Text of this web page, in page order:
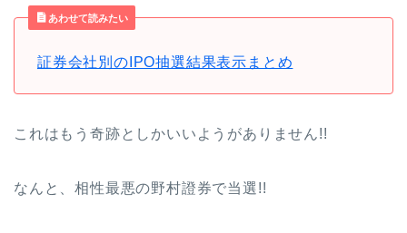
あわせて読みたい
証券会社別のIPO抽選結果表示まとめ
これはもう奇跡としかいいようがありません!!
なんと、相性最悪の野村證券で当選!!